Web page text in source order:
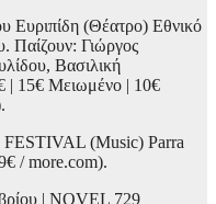
Ευριπίδη (Θέατρο) Εθνικό
Παίζουν: Γιώργος
Βασιλική
| 15€ Μειωμένο | 10€
FESTIVAL (Music) Parra
/ more.com).
| NOVEL 729